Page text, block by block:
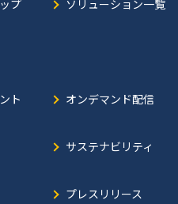
プ ソリューション一覧
ト オンデマンド配信
サステナビリティ
プレスリリース